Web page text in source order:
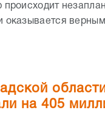
происходит
оказывается
на 405